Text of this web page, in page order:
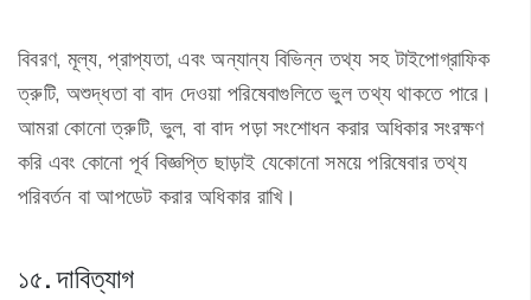
বিবরণ, মূল্য, প্রাপ্যতা, এবং অন্যান্য বিভিন্ন তথ্য সহ টাইপোগ্রাফিক
ত্রুটি, অশুদ্ধতা বা বাদ দেওয়া পরিষেবাগুলিতে ভুল তথ্য থাকতে পারে।
আমরা কোনো ত্রুটি, ভুল, বা বাদ পড়া সংশোধন করার অধিকার সংরক্ষণ
করি এবং কোনো পূর্ব বিজ্ঞপ্তি ছাড়াই যেকোনো সময়ে পরিষেবার তথ্য
পরিবর্তন বা আপডেট করার অধিকার রাখি।
১৫. দাবিত্যাগ